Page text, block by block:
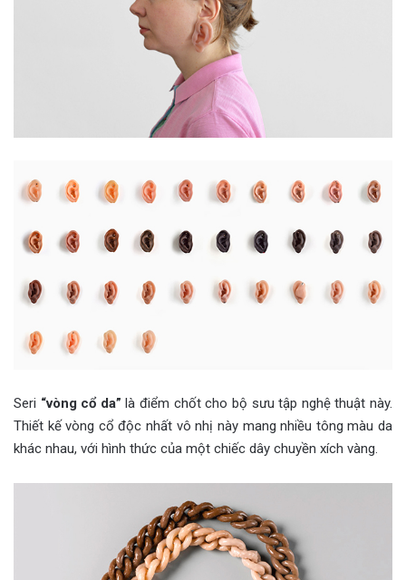
Seri “vòng cổ da”là điểm chốt cho bộ sưu tập nghệ thuật này.
Thiết kế vòng cổ độc nhất vô nhị này mang nhiều tông màu da
khác nhau, với hình thức của một chiếc dây chuyền xích vàng.